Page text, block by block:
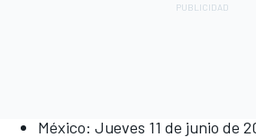
México: Jueves 11 de junio de